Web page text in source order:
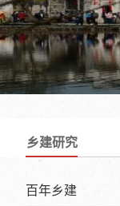
乡建研究
百年乡建